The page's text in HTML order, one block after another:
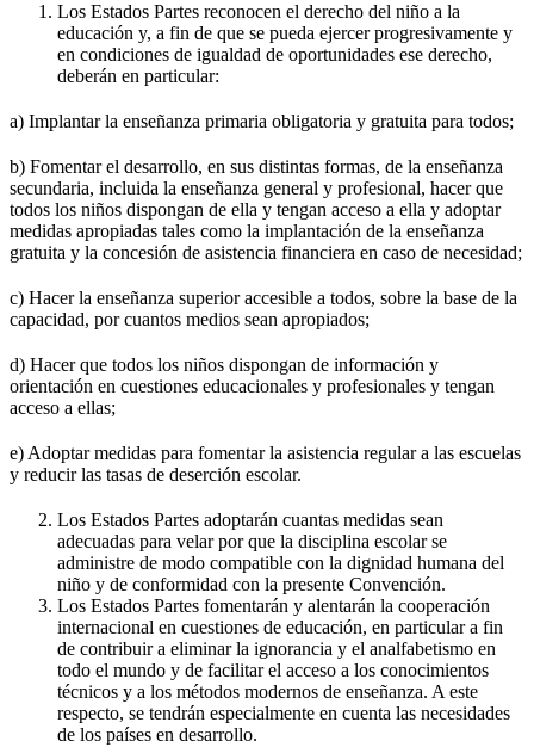
Los Estados Partes reconocen el derecho del niño a la
educación y, a fin de que se pueda ejercer progresivamente y
en condiciones de igualdad de oportunidades ese derecho,
deberán en particular:
a) Implantar la enseñanza primaria obligatoria y gratuita para todos;
b) Fomentar el desarrollo, en sus distintas formas, de la enseñanza
secundaria, incluida la enseñanza general y profesional, hacer que
todos los niños dispongan de ella y tengan acceso a ella y adoptar
medidas apropiadas tales como la implantación de la enseñanza
gratuita y la concesión de asistencia financiera en caso de necesidad;
c) Hacer la enseñanza superior accesible a todos, sobre la base de la
capacidad, por cuantos medios sean apropiados;
d) Hacer que todos los niños dispongan de información y
orientación en cuestiones educacionales y profesionales y tengan
acceso a ellas;
e) Adoptar medidas para fomentar la asistencia regular a las escuelas
y reducir las tasas de deserción escolar.
Los Estados Partes adoptarán cuantas medidas sean
adecuadas para velar por que la disciplina escolar se
administre de modo compatible con la dignidad humana del
niño y de conformidad con la presente Convención.
Los Estados Partes fomentarán y alentarán la cooperación
internacional en cuestiones de educación, en particular a fin
de contribuir a eliminar la ignorancia y el analfabetismo en
todo el mundo y de facilitar el acceso a los conocimientos
técnicos y a los métodos modernos de enseñanza. A este
respecto, se tendrán especialmente en cuenta las necesidades
de los países en desarrollo.